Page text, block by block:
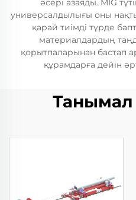
әсері азаяды. MIG
универсалдылығы оны
қарай тиімді түрде
материалдардың
қорытпаларынан бастап
құрамдарға дейін
Танымал